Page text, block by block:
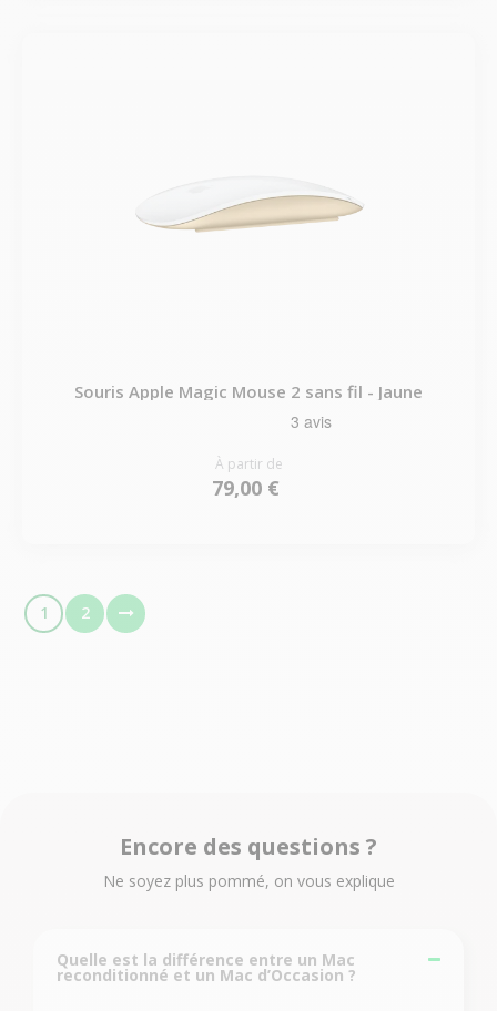
Souris Apple Magic Mouse 2 sans fil - Jaune
À partir de
79,00 €
1 2
Encore des questions ?
Ne soyez plus pommé, on vous explique
Quelle est la différence entre un Mac
reconditionné et un Mac d’Occasion ?